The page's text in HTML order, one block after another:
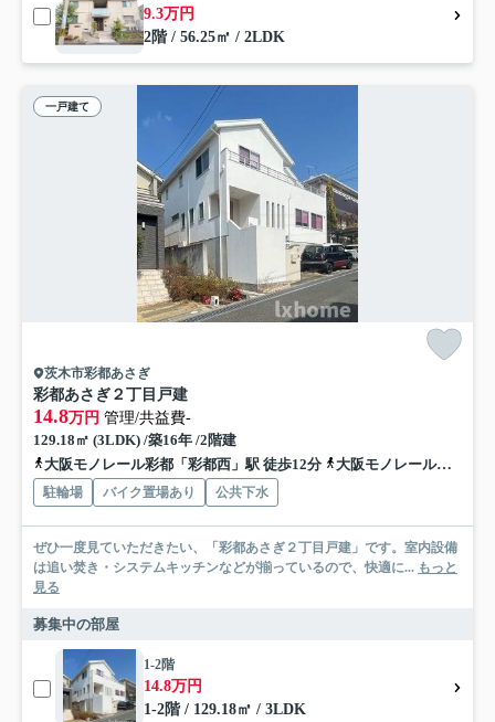
9.3万円
2階 / 56.25㎡ / 2LDK
一戸建て
茨木市彩都あさぎ
彩都あさぎ２丁目戸建
14.8万円 管理/共益費-
129.18㎡ (3LDK) /築16年 /2階建
大阪モノレール彩都「彩都西」駅 徒歩12分
大阪モノレール彩都「豊川」駅 徒歩28分
駐輪場 バイク置場あり 公共下水
ぜひ一度見ていただきたい、「彩都あさぎ２丁目戸建」です。室内設備
は追い焚き・システムキッチンなどが揃っているので、快適に... もっと
見る
募集中の部屋
1-2階
14.8万円
1-2階 / 129.18㎡ / 3LDK